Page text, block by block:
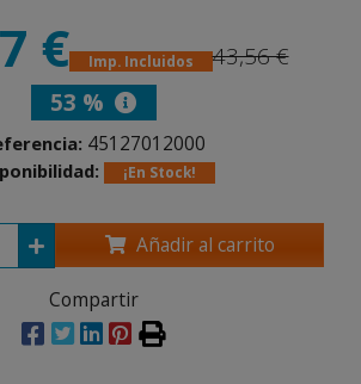
€ Imp. Incluidos
43,56 €
53 %
45127012000
¡En Stock!
Añadir al carrito
Compartir